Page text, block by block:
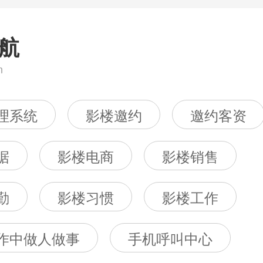
系统 影楼邀约
邀约客资
影楼电商
影楼销售
影楼习惯
影楼工作
中做人做事
手机呼叫中心